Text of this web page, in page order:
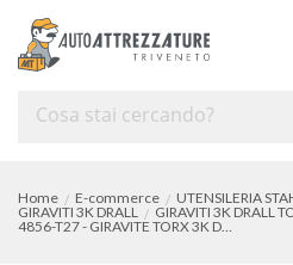
Home E-commerce UTENSILERIA
GIRAVITI 3K DRALL
GIRAVITI 3K DRALL
4856-T27 - GIRAVITE TORX 3K DRALL CON FORO